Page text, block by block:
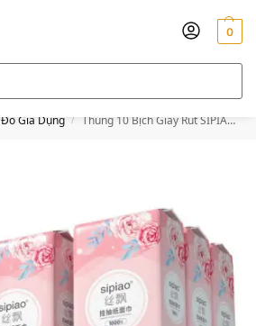
0
Đồ Gia Dụng / Thùng 10 Bịch Giấy Rút SIPIAO Có Móc Treo Đa Năng, Khăn Giấy 4 Lớp Dai Chắc Thấm Hút Tốt